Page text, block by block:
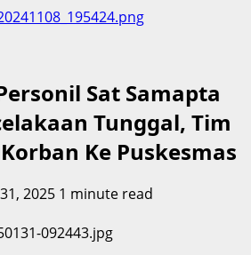
Sat Samapta
Tunggal, Tim
Ke Puskesmas
2025 1 minute read